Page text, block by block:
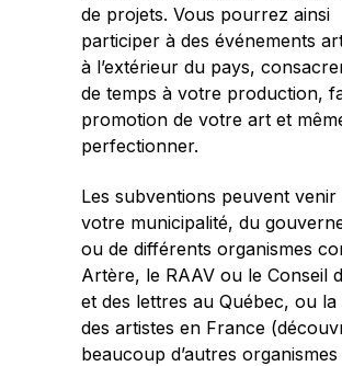
de projets. Vous pourrez ainsi
participer à des événements
à l’extérieur du pays,
de temps à votre production,
promotion de votre art et
perfectionner.
Les subventions peuvent venir
votre municipalité, du
ou de différents organismes
Artère, le RAAV ou le Conseil
et des lettres au Québec, ou la
des artistes en France (
beaucoup d’autres